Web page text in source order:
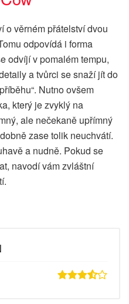
o věrném přátelství dvou
odpovídá i forma
odvíjí v pomalém tempu,
a tvůrci se snaží jít do
Nutno ovšem
který je zvyklý na
ale nečekaně upřímný
zase tolik neuchvátí.
a nudně. Pokud se
navodí vám zvláštní